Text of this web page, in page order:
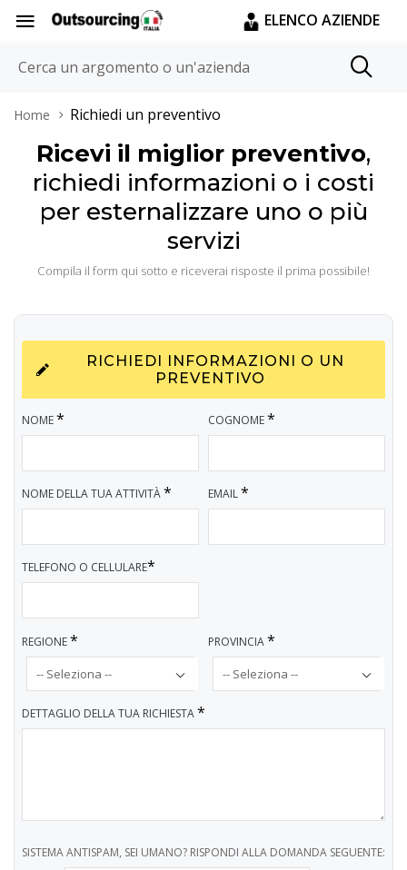
ELENCO AZIENDE
Home Richiedi un preventivo
Ricevi il miglior preventivo,
richiedi informazioni o i costi
per esternalizzare uno o più
servizi
Compila il form qui sotto e riceverai risposte il prima possibile!
RICHIEDI INFORMAZIONI O UN
PREVENTIVO
NOME* COGNOME*
NOME DELLA TUA ATTIVITÀ* EMAIL*
TELEFONO O CELLULARE*
REGIONE* PROVINCIA*
DETTAGLIO DELLA TUA RICHIESTA*
SISTEMA ANTISPAM, SEI UMANO? RISPONDI ALLA DOMANDA SEGUENTE: